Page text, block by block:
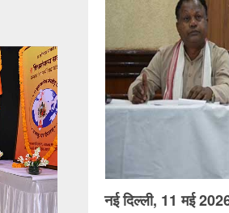
नई दिल्ली, 11 मई